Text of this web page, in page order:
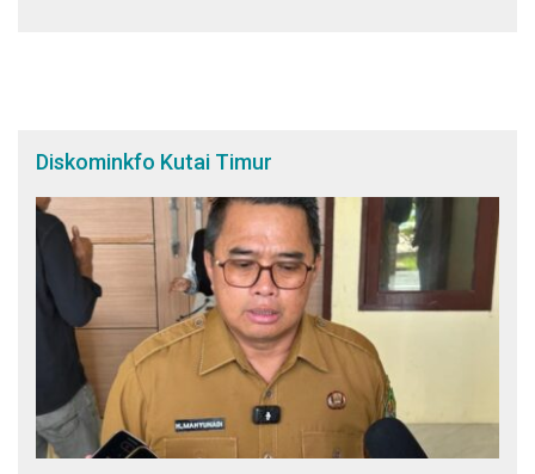
Diskominkfo Kutai Timur